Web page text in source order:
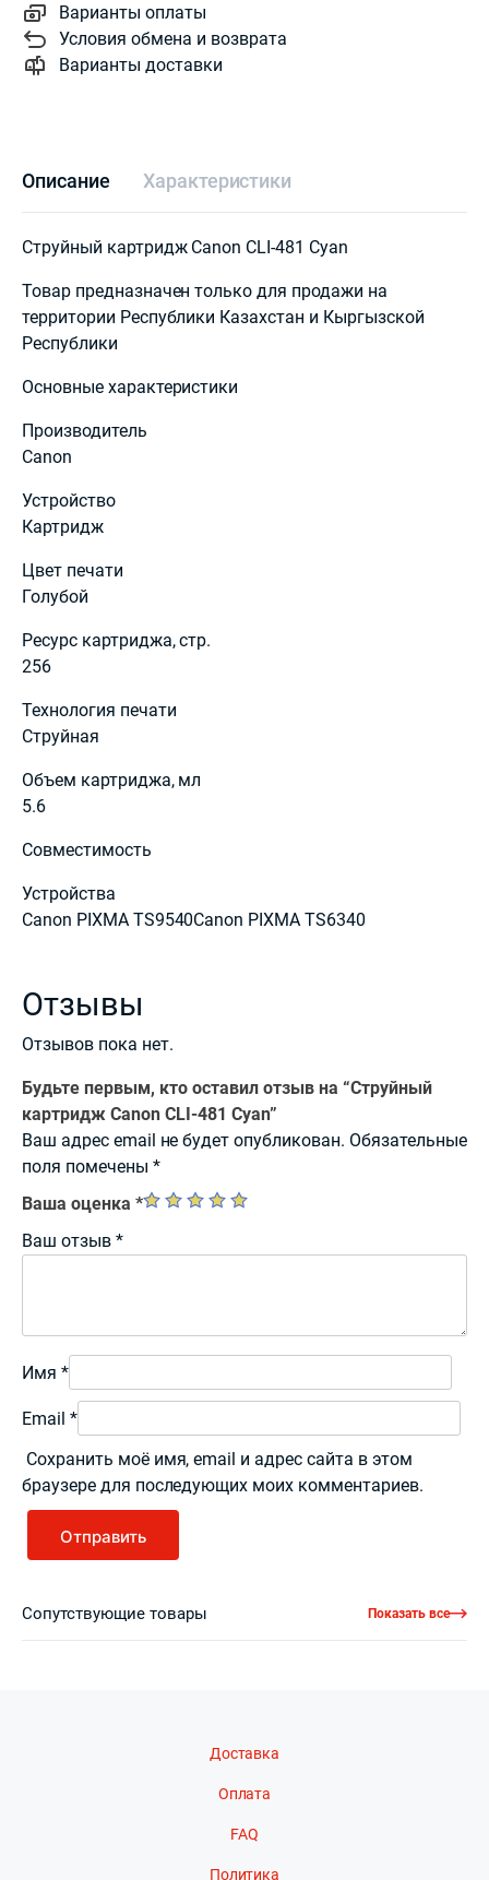
Варианты оплаты
Условия обмена и возврата
Варианты доставки
Описание Характеристики
Струйный картридж Canon CLI-481 Cyan
Товар предназначен только для продажи на
территории Республики Казахстан и Кыргызской
Республики
Основные характеристики
Производитель
Canon
Устройство
Картридж
Цвет печати
Голубой
Ресурс картриджа, cтр.
256
Технология печати
Струйная
Объем картриджа, мл
5.6
Совместимость
Устройства
Canon PIXMA TS9540Canon PIXMA TS6340
Отзывы
Отзывов пока нет.
Будьте первым, кто оставил отзыв на “Струйный
картридж Canon CLI-481 Cyan”
Ваш адрес email не будет опубликован. Обязательные
поля помечены *
Ваша оценка *
Ваш отзыв *
Имя *
Email *
Сохранить моё имя, email и адрес сайта в этом
браузере для последующих моих комментариев.
Сопутствующие товары Показать все
Доставка
Оплата
FAQ
Политика